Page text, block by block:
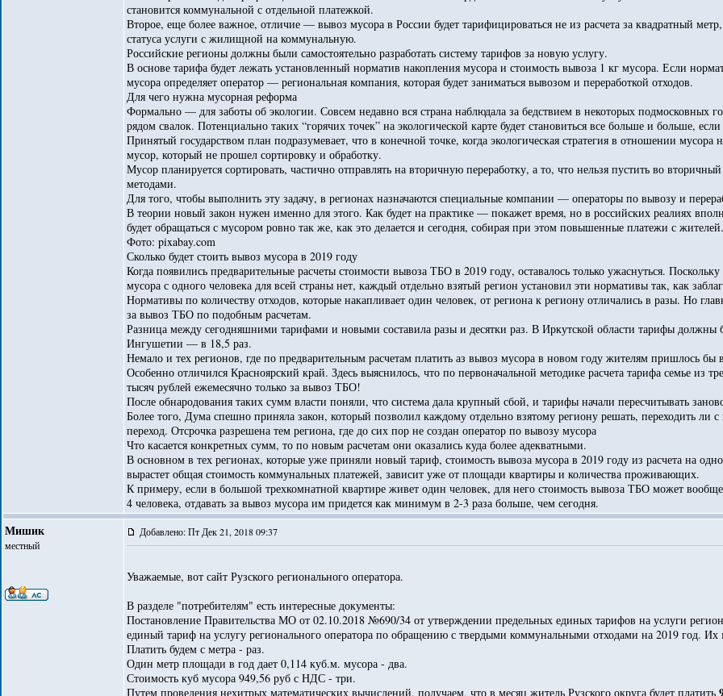
становится коммунальной с отдельной платежкой.
Второе, еще более важное, отличие — вывоз мусора в России будет тарифицироваться не из расчета за квадратный
статуса услуги с жилищной на коммунальную.
Российские регионы должны были самостоятельно разработать систему тарифов за новую услугу.
В основе тарифа будет лежать установленный норматив накопления мусора и стоимость вывоза 1 кг мусора. Если
мусора определяет оператор — региональная компания, которая будет заниматься вывозом и переработкой отходов.
Для чего нужна мусорная реформа
Формально — для заботы об экологии. Совсем недавно вся страна наблюдала за бедствием в некоторых подмосковных
рядом свалок. Потенциально таких “горячих точек” на экологической карте будет становиться все больше и больше,
Принятый государством план подразумевает, что в конечной точке, когда экологическая стратегия в отношении
мусор, который не прошел сортировку и обработку.
Мусор планируется сортировать, частично отправлять на вторичную переработку, а то, что нельзя пустить во
методами.
Для того, чтобы выполнить эту задачу, в регионах назначаются специальные компании — операторы по вывозу и
В теории новый закон нужен именно для этого. Как будет на практике — покажет время, но в российских реалиях
будет обращаться с мусором ровно так же, как это делается и сегодня, собирая при этом повышенные платежи с жителей.
Фото: pixabay.com
Сколько будет стоить вывоз мусора в 2019 году
Когда появились предварительные расчеты стоимости вывоза ТБО в 2019 году, оставалось только ужаснуться.
мусора с одного человека для всей страны нет, каждый отдельно взятый регион установил эти нормативы так, как
Нормативы по количеству отходов, которые накапливает один человек, от региона к региону отличались в разы. Но
за вывоз ТБО по подобным расчетам.
Разница между сегодняшними тарифами и новыми составила разы и десятки раз. В Иркутской области тарифы должны
Ингушетии — в 18,5 раз.
Немало и тех регионов, где по предварительным расчетам платить аз вывоз мусора в новом году жителям пришлось бы
Особенно отличился Красноярский край. Здесь выяснилось, что по первоначальной методике расчета тарифа семье из
тысяч рублей ежемесячно только за вывоз ТБО!
После обнародования таких сумм власти поняли, что система дала крупный сбой, и тарифы начали пересчитывать
Более того, Дума спешно приняла закон, который позволил каждому отдельно взятому региону решать, переходить
переход. Отсрочка разрешена тем региона, где до сих пор не создан оператор по вывозу мусора
Что касается конкретных сумм, то по новым расчетам они оказались куда более адекватными.
В основном в тех регионах, которые уже приняли новый тариф, стоимость вывоза мусора в 2019 году из расчета на
вырастет общая стоимость коммунальных платежей, зависит уже от площади квартиры и количества проживающих.
К примеру, если в большой трехкомнатной квартире живет один человек, для него стоимость вывоза ТБО может
4 человека, отдавать за вывоз мусора им придется как минимум в 2-3 раза больше, чем сегодня.
Мишик
местный
Добавлено: Пт Дек 21, 2018 09:37
Уважаемые, вот сайт Рузского регионального оператора.
В разделе "потребителям" есть интересные документы:
Постановление Правительства МО от 02.10.2018 №690/34 от утверждении предельных единых тарифов на услуги
единый тариф на услугу регионального оператора по обращению с твердыми коммунальными отходами на 2019 год. Их
Платить будем с метра - раз.
Один метр площади в год дает 0,114 куб.м. мусора - два.
Стоимость куб мусора 949,56 руб с НДС - три.
Путем проведения нехитрых математических вычислений, получаем, что в месяц житель Рузского округа будет платить